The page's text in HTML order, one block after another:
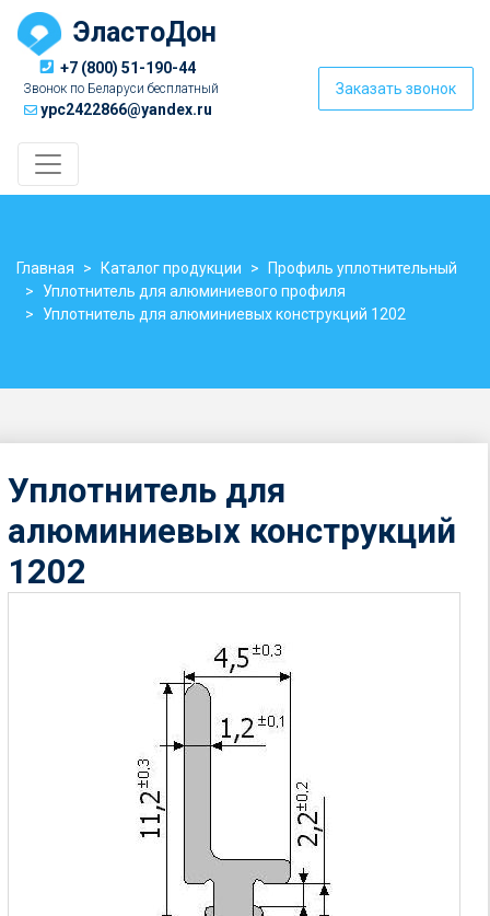
ЭластоДон
+7 (800) 51-190-44
Звонок по Беларуси бесплатный
ypc2422866@yandex.ru
Заказать звонок
Главная Каталог продукции
Профиль уплотнительный
Уплотнитель для алюминиевого профиля
Уплотнитель для алюминиевых конструкций 1202
Уплотнитель для
алюминиевых конструкций
1202